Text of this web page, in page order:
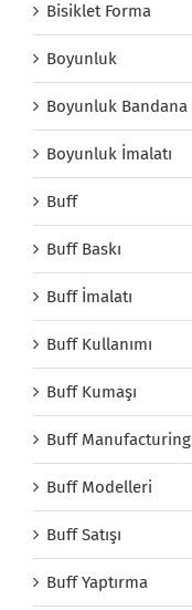
Bisiklet Forma
Boyunluk
Boyunluk Bandana
Boyunluk İmalatı
Buff
Buff Baskı
Buff İmalatı
Buff Kullanımı
Buff Kumaşı
Buff Manufacturing
Buff Modelleri
Buff Satışı
Buff Yaptırma